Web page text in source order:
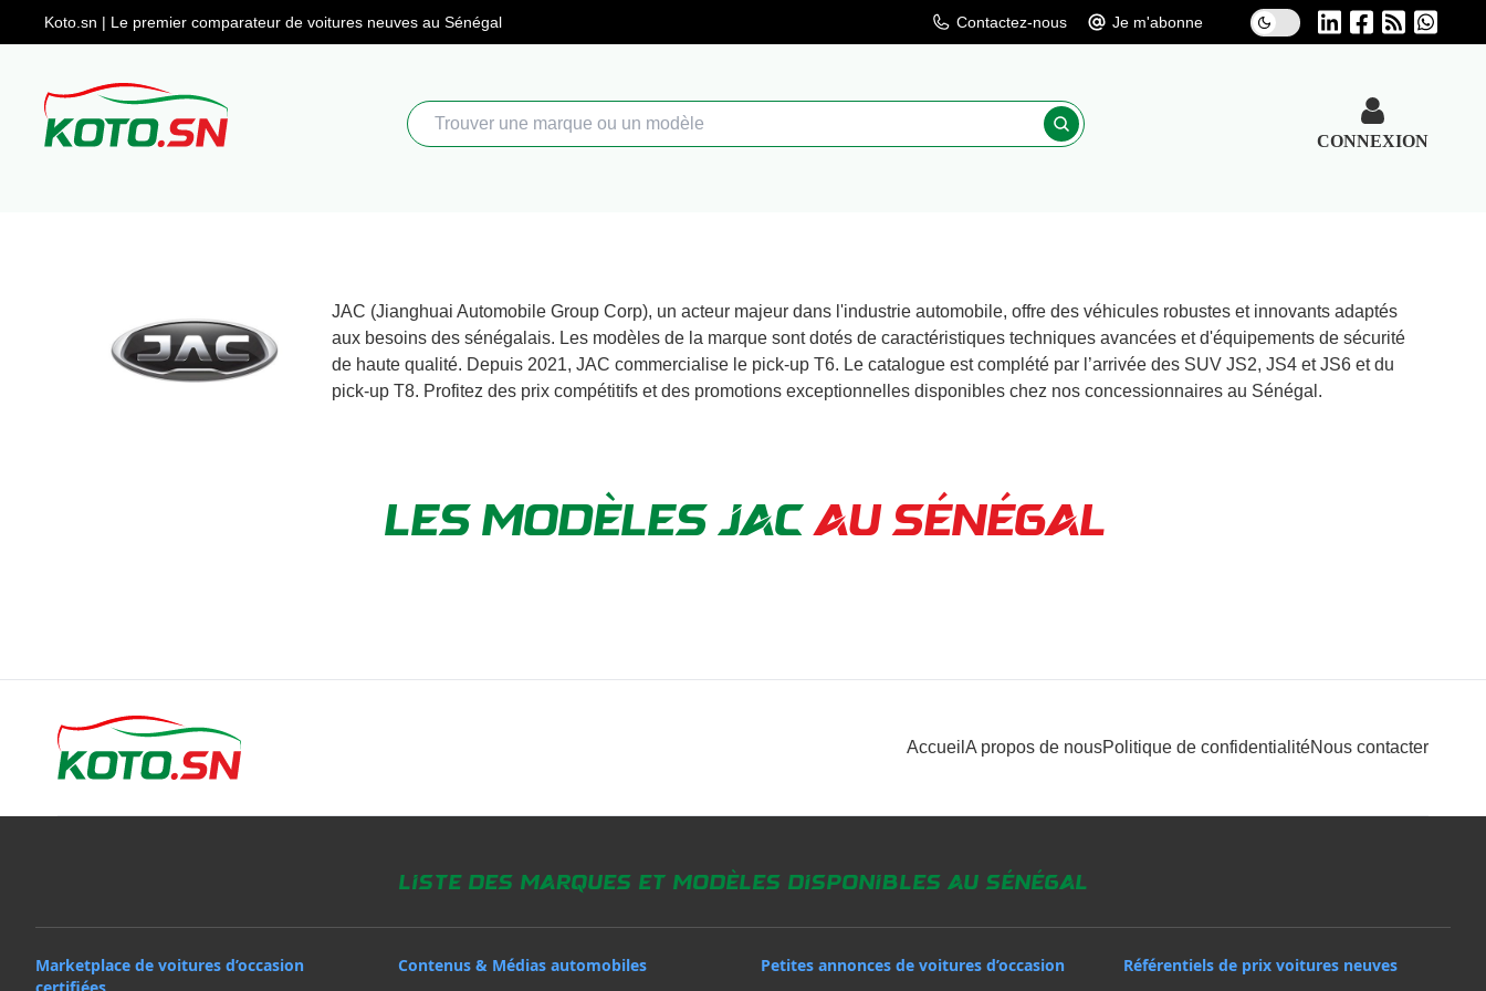
Koto.sn | Le premier comparateur de voitures neuves au Sénégal Contactez-nous Je m'abonne
CONNEXION
JAC (Jianghuai Automobile Group Corp), un acteur majeur dans l'industrie automobile, offre des véhicules robustes et innovants adaptés
aux besoins des sénégalais. Les modèles de la marque sont dotés de caractéristiques techniques avancées et d'équipements de sécurité
de haute qualité. Depuis 2021, JAC commercialise le pick-up T6. Le catalogue est complété par l’arrivée des SUV JS2, JS4 et JS6 et du
pick-up T8. Profitez des prix compétitifs et des promotions exceptionnelles disponibles chez nos concessionnaires au Sénégal.
LES MODÈLES JACAU SÉNÉGAL
Accueil A propos de nousPolitique de confidentialitéNous contacter
Liste des marques et modèles disponibles au Sénégal
Marketplace de voitures d’occasion
Contenus & Médias automobiles
Petites annonces de voitures d’occasion
Référentiels de prix voitures neuves